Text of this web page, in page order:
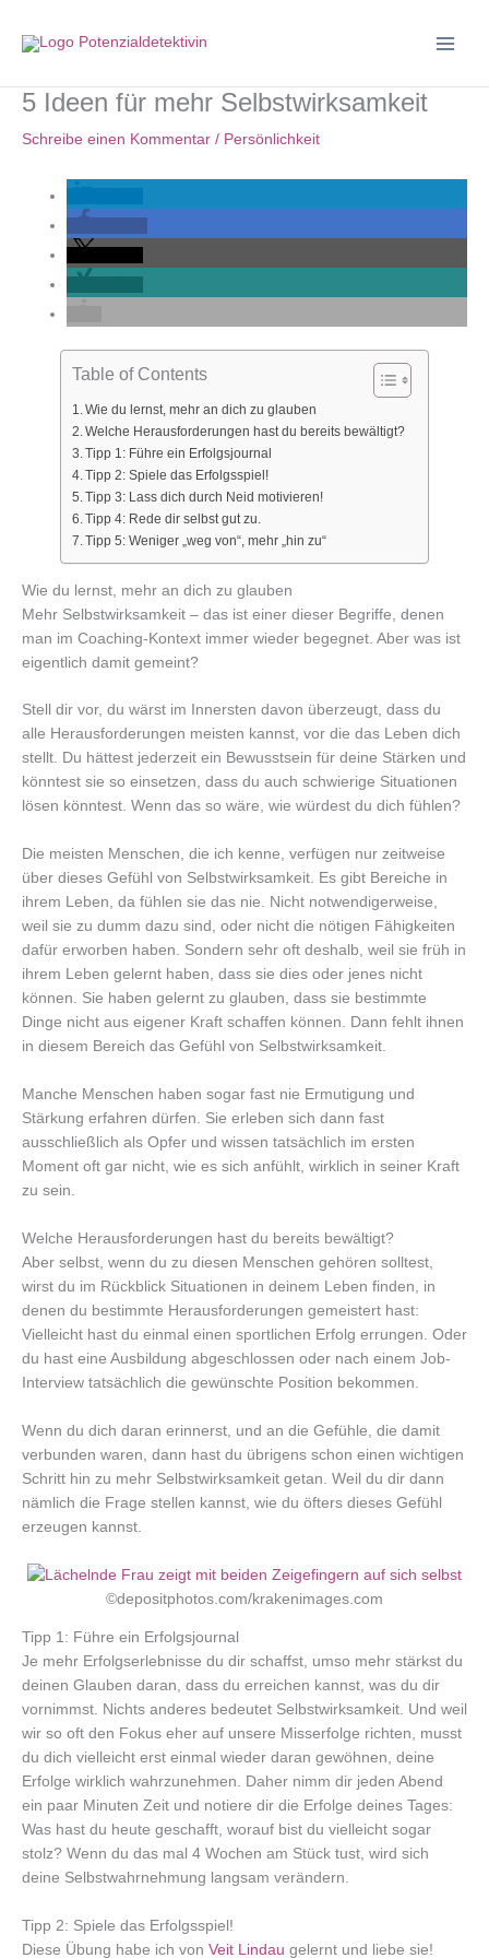
Inhalt
5 Ideen für mehr Selbstwirksamkeit
Schreibe einen Kommentar / Persönlichkeit
Table of Contents
Wie du lernst, mehr an dich zu glauben
Welche Herausforderungen hast du bereits bewältigt?
Tipp 1: Führe ein Erfolgsjournal
Tipp 2: Spiele das Erfolgsspiel!
Tipp 3: Lass dich durch Neid motivieren!
Tipp 4: Rede dir selbst gut zu.
Tipp 5: Weniger „weg von“, mehr „hin zu“
Wie du lernst, mehr an dich zu glauben
Mehr Selbstwirksamkeit – das ist einer dieser Begriffe, denen
man im Coaching-Kontext immer wieder begegnet. Aber was ist
eigentlich damit gemeint?
Stell dir vor, du wärst im Innersten davon überzeugt, dass du
alle Herausforderungen meisten kannst, vor die das Leben dich
stellt. Du hättest jederzeit ein Bewusstsein für deine Stärken und
könntest sie so einsetzen, dass du auch schwierige Situationen
lösen könntest. Wenn das so wäre, wie würdest du dich fühlen?
Die meisten Menschen, die ich kenne, verfügen nur zeitweise
über dieses Gefühl von Selbstwirksamkeit. Es gibt Bereiche in
ihrem Leben, da fühlen sie das nie. Nicht notwendigerweise,
weil sie zu dumm dazu sind, oder nicht die nötigen Fähigkeiten
dafür erworben haben. Sondern sehr oft deshalb, weil sie früh in
ihrem Leben gelernt haben, dass sie dies oder jenes nicht
können. Sie haben gelernt zu glauben, dass sie bestimmte
Dinge nicht aus eigener Kraft schaffen können. Dann fehlt ihnen
in diesem Bereich das Gefühl von Selbstwirksamkeit.
Manche Menschen haben sogar fast nie Ermutigung und
Stärkung erfahren dürfen. Sie erleben sich dann fast
ausschließlich als Opfer und wissen tatsächlich im ersten
Moment oft gar nicht, wie es sich anfühlt, wirklich in seiner Kraft
zu sein.
Welche Herausforderungen hast du bereits bewältigt?
Aber selbst, wenn du zu diesen Menschen gehören solltest,
wirst du im Rückblick Situationen in deinem Leben finden, in
denen du bestimmte Herausforderungen gemeistert hast:
Vielleicht hast du einmal einen sportlichen Erfolg errungen. Oder
du hast eine Ausbildung abgeschlossen oder nach einem Job-
Interview tatsächlich die gewünschte Position bekommen.
Wenn du dich daran erinnerst, und an die Gefühle, die damit
verbunden waren, dann hast du übrigens schon einen wichtigen
Schritt hin zu mehr Selbstwirksamkeit getan. Weil du dir dann
nämlich die Frage stellen kannst, wie du öfters dieses Gefühl
erzeugen kannst.
©depositphotos.com/krakenimages.com
Tipp 1: Führe ein Erfolgsjournal
Je mehr Erfolgserlebnisse du dir schaffst, umso mehr stärkst du
deinen Glauben daran, dass du erreichen kannst, was du dir
vornimmst. Nichts anderes bedeutet Selbstwirksamkeit. Und weil
wir so oft den Fokus eher auf unsere Misserfolge richten, musst
du dich vielleicht erst einmal wieder daran gewöhnen, deine
Erfolge wirklich wahrzunehmen. Daher nimm dir jeden Abend
ein paar Minuten Zeit und notiere dir die Erfolge deines Tages:
Was hast du heute geschafft, worauf bist du vielleicht sogar
stolz? Wenn du das mal 4 Wochen am Stück tust, wird sich
deine Selbstwahrnehmung langsam verändern.
Tipp 2: Spiele das Erfolgsspiel!
Diese Übung habe ich von Veit Lindau gelernt und liebe sie!